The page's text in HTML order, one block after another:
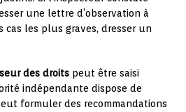
une lettre d’observation à
cas les plus graves, dresser un
des droits peut être saisi
indépendante dispose de
formuler des recommandations